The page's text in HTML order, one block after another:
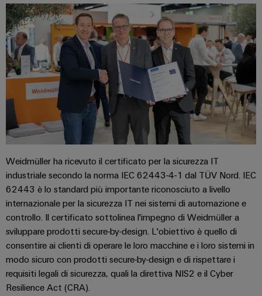
elettrici
Soluzioni
per
le
sfide
della
costruzione
di
quadri
elettrici
macchine
per
i
vari
settori
della
macchina
e
dell’automazione
di
fabbrica
Stoccaggio
PCB
Servizi
per
connettori
PCB
Produttore
di
apparecchiature
originali
(OEM)
e
software
Comandi
Sistemi
I/O
Industrial
Ethernet
Pannelli
touch
Strumenti
di
progettazione
e
visualizzazione
Misurazione
dell'energia
Weidmüller ha ricevuto il certificato per la sicurezza IT
industriale secondo la norma IEC 62443-4-1 dal TÜV Nord. IEC
62443 è lo standard più importante riconosciuto a livello
internazionale per la sicurezza IT nei sistemi di automazione e
controllo. Il certificato sottolinea l'impegno di Weidmüller a
sviluppare prodotti secure-by-design. L'obiettivo è quello di
consentire ai clienti di operare le loro macchine e i loro sistemi in
modo sicuro con prodotti secure-by-design e di rispettare i
requisiti legali di sicurezza, quali la direttiva NIS2 e il Cyber
Resilience Act (CRA).